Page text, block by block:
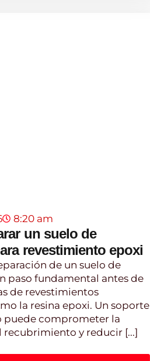
8:20 am
un suelo de
revestimiento epoxi
de un suelo de
paso fundamental antes de
de revestimientos
la resina epoxi. Un soporte
puede comprometer la
recubrimiento y reducir [...]